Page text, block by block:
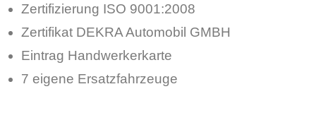
Zertifizierung ISO 9001:2008
Zertifikat DEKRA Automobil GMBH
Eintrag Handwerkerkarte
7 eigene Ersatzfahrzeuge